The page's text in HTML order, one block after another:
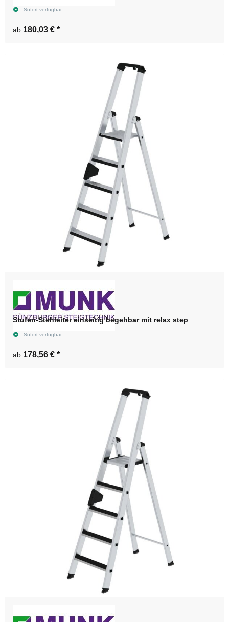
Sofort verfügbar
ab 180,03 € *
Stufen-Stehleiter einseitig begehbar mit relax step
Sofort verfügbar
ab 178,56 € *